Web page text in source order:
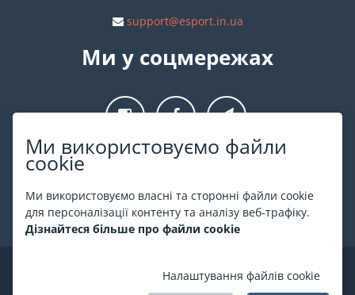
Ми використовуємо файли
cookie
Ми використовуємо власні та сторонні файли cookie
для персоналізації контенту та аналізу веб-трафіку.
Дізнайтеся більше про файли cookie
Налаштування файлів cookie
support@esport.in.ua
Ми у соцмережах
Про ESPORT.in.ua
На ESPORT.in.ua представлена афіша Києва та інших міст
України. Всі квитки продаються офіційно. Ми працюємо
безпосередньо з касами.